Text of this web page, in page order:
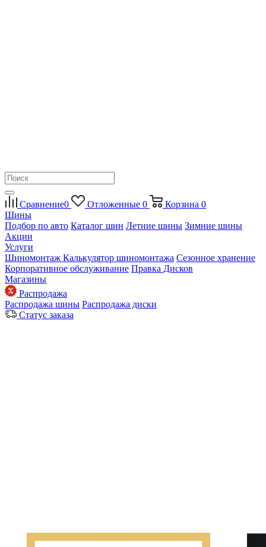
Сравнение0 Отложенные 0 Корзина 0
Шины
Подбор по авто Каталог шин Летние шины Зимние шины
Акции
Услуги
Шиномонтаж Калькулятор шиномонтажа Сезонное хранение
Корпоративное обслуживание Правка Дисков
Магазины
Распродажа
Распродажа шины Распродажа диски
Статус заказа